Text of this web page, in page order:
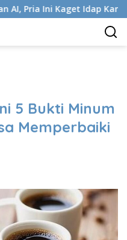
Kaget Idap Kanker Stadium
5 Bukti Minum
Memperbaiki